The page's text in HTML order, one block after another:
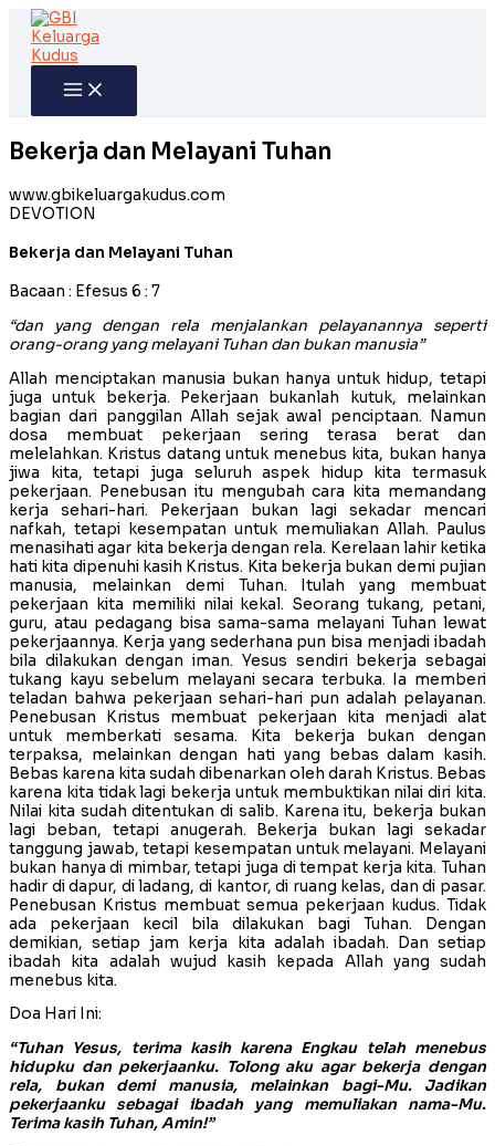
Skip
content
Bekerja dan Melayani Tuhan
www.gbikeluargakudus.com
DEVOTION
Bekerja dan Melayani Tuhan
Bacaan : Efesus 6 : 7
“dan yang dengan rela menjalankan pelayanannya seperti
orang-orang yang melayani Tuhan dan bukan manusia”
Allah menciptakan manusia bukan hanya untuk hidup, tetapi
juga untuk bekerja. Pekerjaan bukanlah kutuk, melainkan
bagian dari panggilan Allah sejak awal penciptaan. Namun
dosa membuat pekerjaan sering terasa berat dan
melelahkan. Kristus datang untuk menebus kita, bukan hanya
jiwa kita, tetapi juga seluruh aspek hidup kita termasuk
pekerjaan. Penebusan itu mengubah cara kita memandang
kerja sehari-hari. Pekerjaan bukan lagi sekadar mencari
nafkah, tetapi kesempatan untuk memuliakan Allah. Paulus
menasihati agar kita bekerja dengan rela. Kerelaan lahir ketika
hati kita dipenuhi kasih Kristus. Kita bekerja bukan demi pujian
manusia, melainkan demi Tuhan. Itulah yang membuat
pekerjaan kita memiliki nilai kekal. Seorang tukang, petani,
guru, atau pedagang bisa sama-sama melayani Tuhan lewat
pekerjaannya. Kerja yang sederhana pun bisa menjadi ibadah
bila dilakukan dengan iman. Yesus sendiri bekerja sebagai
tukang kayu sebelum melayani secara terbuka. Ia memberi
teladan bahwa pekerjaan sehari-hari pun adalah pelayanan.
Penebusan Kristus membuat pekerjaan kita menjadi alat
untuk memberkati sesama. Kita bekerja bukan dengan
terpaksa, melainkan dengan hati yang bebas dalam kasih.
Bebas karena kita sudah dibenarkan oleh darah Kristus. Bebas
karena kita tidak lagi bekerja untuk membuktikan nilai diri kita.
Nilai kita sudah ditentukan di salib. Karena itu, bekerja bukan
lagi beban, tetapi anugerah. Bekerja bukan lagi sekadar
tanggung jawab, tetapi kesempatan untuk melayani. Melayani
bukan hanya di mimbar, tetapi juga di tempat kerja kita. Tuhan
hadir di dapur, di ladang, di kantor, di ruang kelas, dan di pasar.
Penebusan Kristus membuat semua pekerjaan kudus. Tidak
ada pekerjaan kecil bila dilakukan bagi Tuhan. Dengan
demikian, setiap jam kerja kita adalah ibadah. Dan setiap
ibadah kita adalah wujud kasih kepada Allah yang sudah
menebus kita.
Doa Hari Ini:
“Tuhan Yesus, terima kasih karena Engkau telah menebus
hidupku dan pekerjaanku. Tolong aku agar bekerja dengan
rela, bukan demi manusia, melainkan bagi-Mu. Jadikan
pekerjaanku sebagai ibadah yang memuliakan nama-Mu.
Terima kasih Tuhan, Amin!”